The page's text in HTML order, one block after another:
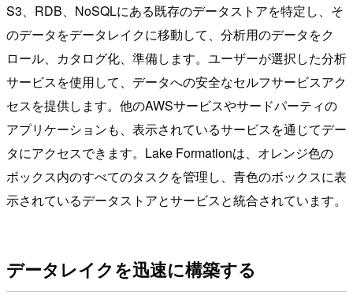
S3、RDB、NoSQLにある既存のデータストアを特定し、そ
のデータをデータレイクに移動して、分析用のデータをク
ロール、カタログ化、準備します。ユーザーが選択した分析
サービスを使用して、データへの安全なセルフサービスアク
セスを提供します。他のAWSサービスやサードパーティの
アプリケーションも、表示されているサービスを通じてデー
タにアクセスできます。Lake Formationは、オレンジ色の
ボックス内のすべてのタスクを管理し、青色のボックスに表
示されているデータストアとサービスと統合されています。
データレイクを迅速に構築する